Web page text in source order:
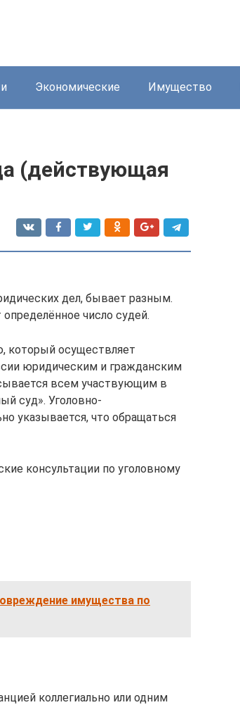
Экономические Имущество
(действующая
дел, бывает разным.
число судей.
который осуществляет
юридическим и гражданским
всем участвующим в
суд». Уголовно-
указывается, что обращаться
консультации по уголовному
имущества по
коллегиально или одним